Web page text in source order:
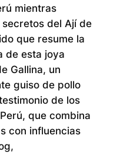
mientras
del Ají de
que resume la
de esta joya
Gallina, un
guiso de pollo
de los
que combina
con influencias